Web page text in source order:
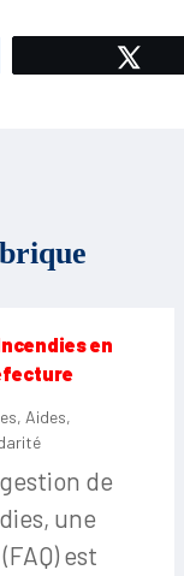
en
, Aides,
de
une
est